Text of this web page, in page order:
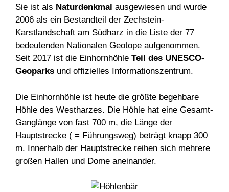
Sie ist als Naturdenkmal ausgewiesen und wurde
2006 als ein Bestandteil der Zechstein-
Karstlandschaft am Südharz in die Liste der 77
bedeutenden Nationalen Geotope aufgenommen.
Seit 2017 ist die Einhornhöhle Teil des UNESCO-
Geoparks und offizielles Informationszentrum.
Die Einhornhöhle ist heute die größte begehbare
Höhle des Westharzes. Die Höhle hat eine Gesamt-
Ganglänge von fast 700 m, die Länge der
Hauptstrecke ( = Führungsweg) beträgt knapp 300
m. Innerhalb der Hauptstrecke reihen sich mehrere
großen Hallen und Dome aneinander.